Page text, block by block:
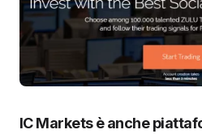
IC Markets è anche